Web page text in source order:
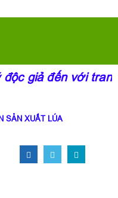
giả đến với
SẢN XUẤT LÚA